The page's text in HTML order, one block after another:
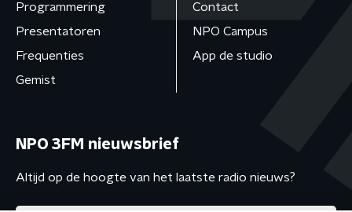
Programmering
Presentatoren
Frequenties
Gemist
Contact
NPO Campus
App de studio
NPO 3FM nieuwsbrief
Altijd op de hoogte van het laatste radio nieuws?